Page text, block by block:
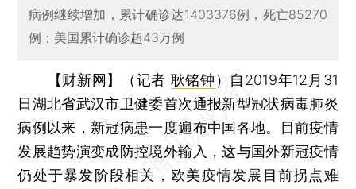
病例继续增加，累计确诊达1403376例，死亡85270
例；美国累计确诊超43万例
【财新网】（记者 耿铭钟 ） 自2019年12月31
日湖北省武汉市卫健委首次通报新型冠状病毒肺炎
病例以来，新冠病患一度遍布中国各地。目前疫情
发展趋势演变成防控境外输入，这与国外新冠疫情
仍处于暴发阶段相关，欧美疫情发展目前拐点难